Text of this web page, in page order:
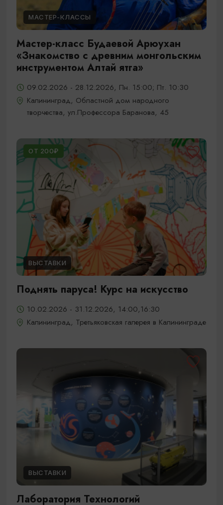
МАСТЕР-КЛАССЫ
Мастер-класс Будаевой Арюухан
«Знакомство с древним монгольским
инструментом Алтай ятга»
09.02.2026 - 28.12.2026, Пн. 15:00; Пт. 10:30
Калининград, Областной дом народного
творчества, ул.Профессора Баранова, 45
ОТ 200₽
ВЫСТАВКИ
Поднять паруса! Курс на искусство
10.02.2026 - 31.12.2026, 14:00,16:30
Калининград, Третьяковская галерея в Калининграде
ВЫСТАВКИ
Лаборатория Технологий